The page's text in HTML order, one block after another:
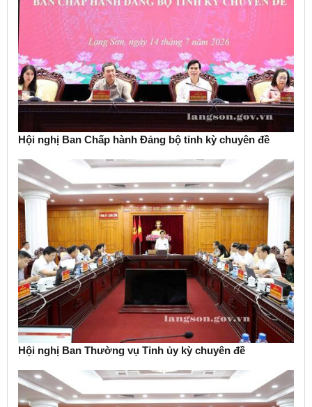
Hội nghị Ban Chấp hành Đảng bộ tỉnh kỳ chuyên đề
Hội nghị Ban Thường vụ Tỉnh ủy kỳ chuyên đề